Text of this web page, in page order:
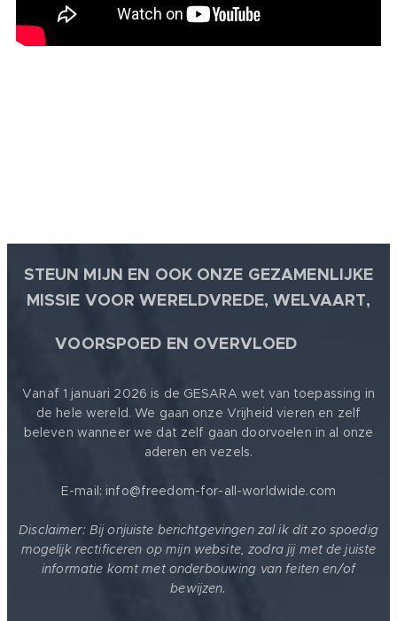
STEUN MIJN EN OOK ONZE GEZAMENLIJKE
MISSIE VOOR WERELDVREDE, WELVAART,
VOORSPOED EN OVERVLOED
Vanaf 1 januari 2026 is de GESARA wet van toepassing in
de hele wereld. We gaan onze Vrijheid vieren en zelf
beleven wanneer we dat zelf gaan doorvoelen in al onze
aderen en vezels.
E-mail: info@freedom-for-all-worldwide.com
Disclaimer: Bij onjuiste berichtgevingen zal ik dit zo spoedig
mogelijk rectificeren op mijn website, zodra jij met de juiste
informatie komt met onderbouwing van feiten en/of
bewijzen.